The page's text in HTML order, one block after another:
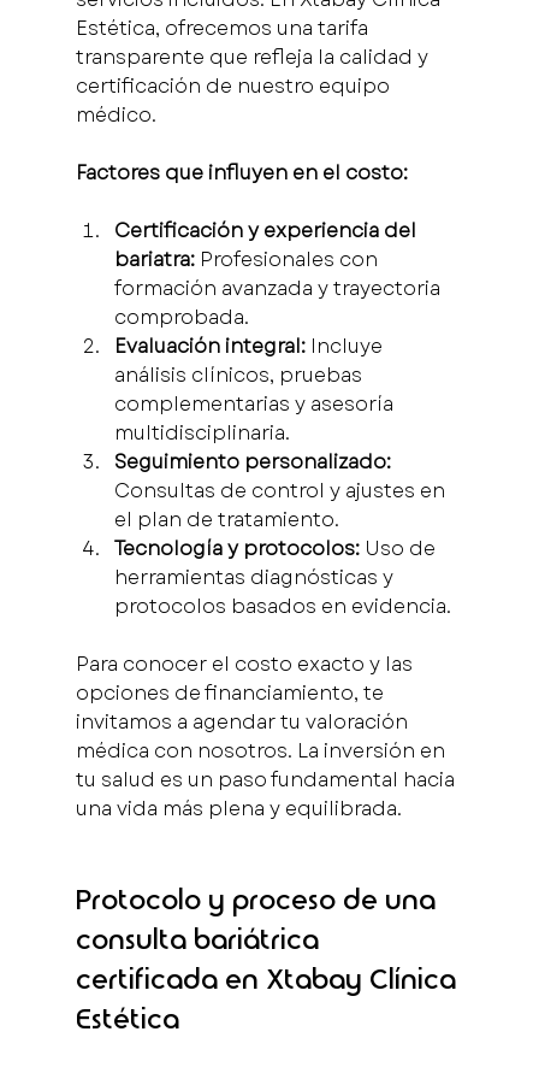
Estética, ofrecemos una tarifa
transparente que refleja la calidad y
certificación de nuestro equipo
médico.
Factores que influyen en el costo:
Certificación y experiencia del
bariatra: Profesionales con
formación avanzada y trayectoria
comprobada.
Evaluación integral: Incluye
análisis clínicos, pruebas
complementarias y asesoría
multidisciplinaria.
Seguimiento personalizado:
Consultas de control y ajustes en
el plan de tratamiento.
Tecnología y protocolos: Uso de
herramientas diagnósticas y
protocolos basados en evidencia.
Para conocer el costo exacto y las
opciones de financiamiento, te
invitamos a agendar tu valoración
médica con nosotros. La inversión en
tu salud es un paso fundamental hacia
una vida más plena y equilibrada.
Protocolo y proceso de una
consulta bariátrica
certificada en Xtabay Clínica
Estética